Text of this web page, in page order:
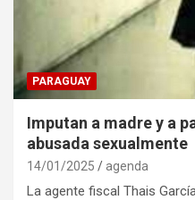
PARAGUAY
Imputan a madre y a
abusada sexualmente
14/01/2025 agenda
La agente fiscal Thais